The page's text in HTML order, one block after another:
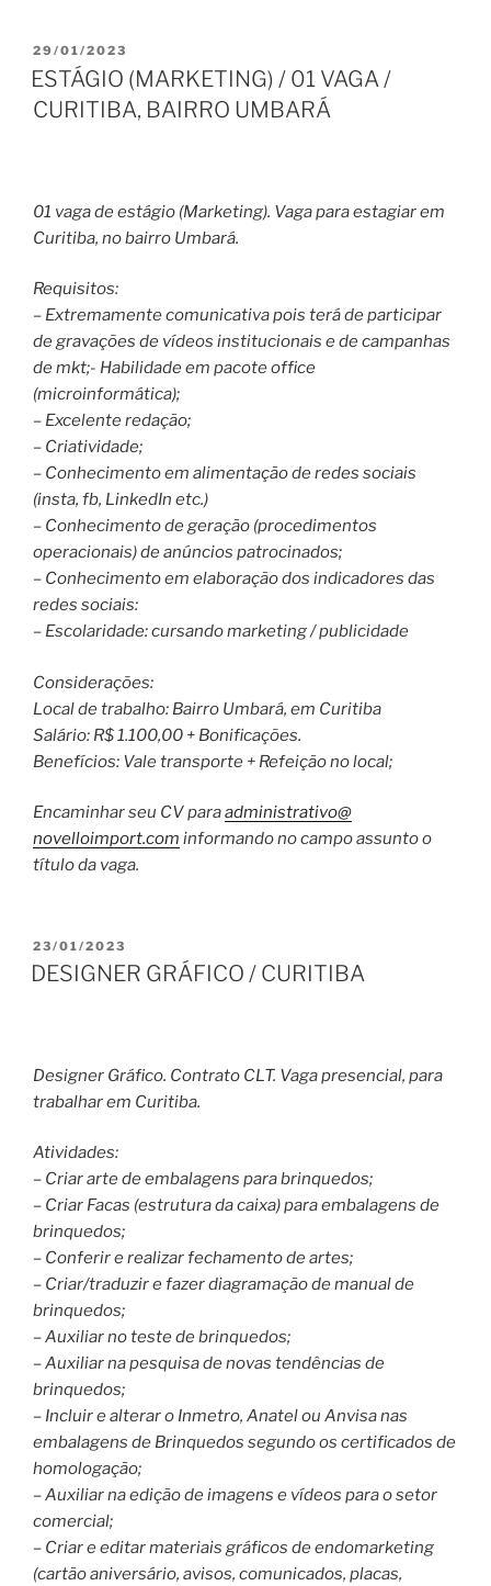
PUBLICADO
EM
29/01/2023
ESTÁGIO (MARKETING) / 01 VAGA /
CURITIBA, BAIRRO UMBARÁ
01 vaga de estágio (Marketing). Vaga para estagiar em
Curitiba, no bairro Umbará.
Requisitos:
– Extremamente comunicativa pois terá de participar
de gravações de vídeos institucionais e de campanhas
de mkt;- Habilidade em pacote office
(microinformática);
– Excelente redação;
– Criatividade;
– Conhecimento em alimentação de redes sociais
(insta, fb, LinkedIn etc.)
– Conhecimento de geração (procedimentos
operacionais) de anúncios patrocinados;
– Conhecimento em elaboração dos indicadores das
redes sociais:
– Escolaridade: cursando marketing / publicidade
Considerações:
Local de trabalho: Bairro Umbará, em Curitiba
Salário: R$ 1.100,00 + Bonificações.
Benefícios: Vale transporte + Refeição no local;
Encaminhar seu CV paraadministrativo@
novelloimport.com informando no campo assunto o
título da vaga.
PUBLICADO
EM
23/01/2023
DESIGNER GRÁFICO / CURITIBA
Designer Gráfico. Contrato CLT. Vaga presencial, para
trabalhar em Curitiba.
Atividades:
– Criar arte de embalagens para brinquedos;
– Criar Facas (estrutura da caixa) para embalagens de
brinquedos;
– Conferir e realizar fechamento de artes;
– Criar/traduzir e fazer diagramação de manual de
brinquedos;
– Auxiliar no teste de brinquedos;
– Auxiliar na pesquisa de novas tendências de
brinquedos;
– Incluir e alterar o Inmetro, Anatel ou Anvisa nas
embalagens de Brinquedos segundo os certificados de
homologação;
– Auxiliar na edição de imagens e vídeos para o setor
comercial;
– Criar e editar materiais gráficos de endomarketing
(cartão aniversário, avisos, comunicados, placas,